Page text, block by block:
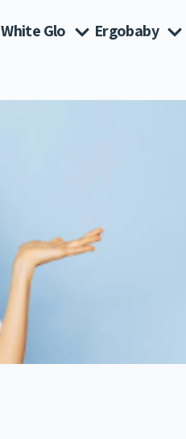
Ergobaby
White Glo